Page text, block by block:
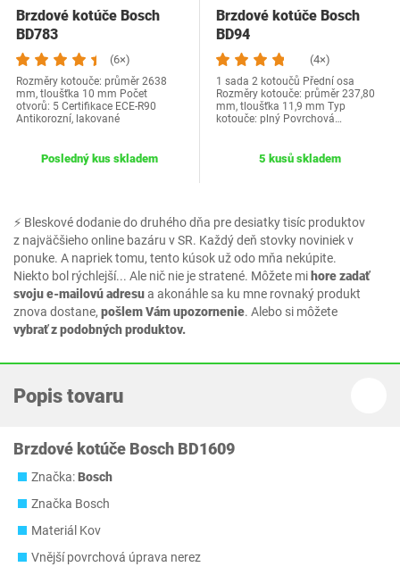
⚡ Bleskové dodanie do druhého dňa pre desiatky tisíc produktov
z najväčšieho online bazáru v SR. Každý deň stovky noviniek v
ponuke. A napriek tomu, tento kúsok už odo mňa nekúpite.
Niekto bol rýchlejší... Ale nič nie je stratené. Môžete mihore zadať
svoju e-mailovú adresua akonáhle sa ku mne rovnaký produkt
znova dostane, pošlem Vám upozornenie. Alebo si môžete
vybrať z podobných produktov.
Brzdové kotúče Bosch
BD783
(6×)
Rozměry kotouče: průměr 2638
mm, tloušťka 10 mm Počet
otvorů: 5 Certifikace ECE-R90
Antikorozní, lakované
Posledný kus skladem
Brzdové kotúče Bosch
BD94
(4×)
1 sada 2 kotoučů Přední osa
Rozměry kotouče: průměr 237,80
mm, tloušťka 11,9 mm Typ
kotouče: plný Povrchová…
5 kusů skladem
Popis tovaru
Brzdové kotúče Bosch BD1609
Značka:Bosch
Značka Bosch
Materiál Kov
Vnější povrchová úprava nerez